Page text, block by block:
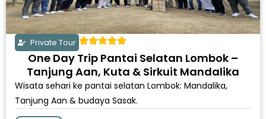
Private Tour
One Day Trip Pantai Selatan Lombok –
Tanjung Aan, Kuta & Sirkuit Mandalika
Wisata sehari ke pantai selatan Lombok: Mandalika,
Tanjung Aan & budaya Sasak.